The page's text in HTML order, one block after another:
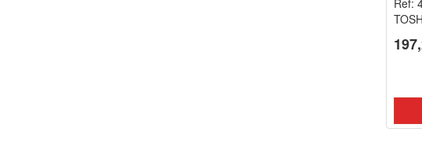
Ref: